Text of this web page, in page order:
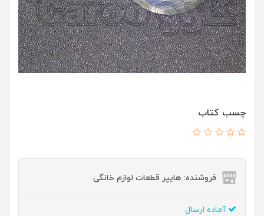
چسب کتاب
فروشنده: هایپر قطعات لوازم خانگی
آماده ارسال